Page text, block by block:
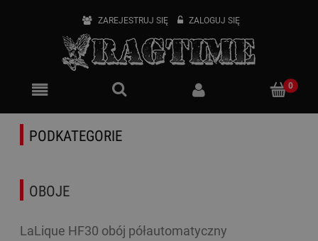
ZAREJESTRUJ SIĘ ZALOGUJ SIĘ
PODKATEGORIE
OBOJE
LaLique HF30 obój półautomatyczny